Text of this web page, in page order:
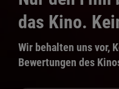
das Kino.
Wir behalten uns vor,
Bewertungen des